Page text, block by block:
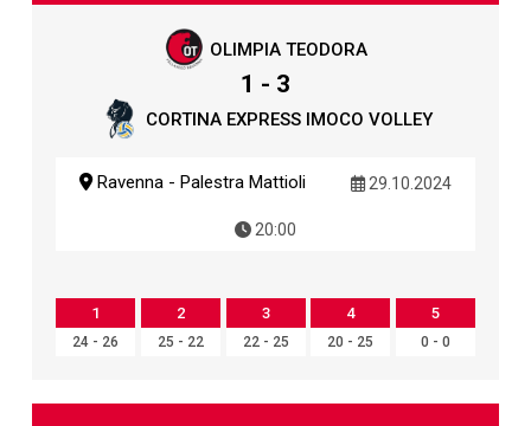
OLIMPIA TEODORA
1 - 3
CORTINA EXPRESS IMOCO VOLLEY
Ravenna - Palestra Mattioli 29.10.2024
20:00
1
24 - 26
2
25 - 22
3
22 - 25
4
20 - 25
5
0 - 0